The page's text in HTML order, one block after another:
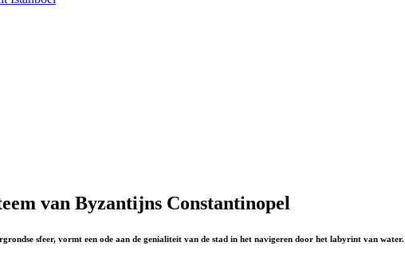
van Byzantijns Constantinopel
sfeer, vormt een ode aan de genialiteit van de stad in het navigeren door het labyrint van water.